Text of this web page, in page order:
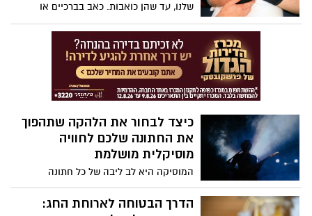
שלנו, עד שהן כואבות. כאב בברכיים או
נוקשות בהן יכולים להפוך את הפעולות
היומיומיות הפשוטות, לכאורה, שלנו להרבה
יותר מורכבות ובעיקר לכאלו המלוות במאבק
בלתי נסבל. כאשר טיפולים שמרניים שונים לא
עוזרים במקרים כאלה, וכך גם תרופות נגד
כאבים או אפילו פיזיותרפיה, ניתוח החלפת
תוהים מתי הוא אכן הכרחי ומה חשוב לדעת
עליו? הנה, התשובה.
כיצד לבחור את הלהקה שתהפוך
את החתונה שלכם לחוויה
מוסיקלית מושלמת
המוסיקה היא לב ליבה של כל חתונה
מוצלחת, והבחירה הנכונה של להקה לחתונה
יכולה להפוך את היום המיוחד שלכם לחוויה
הדרך הבטוחה לארוחת החג: